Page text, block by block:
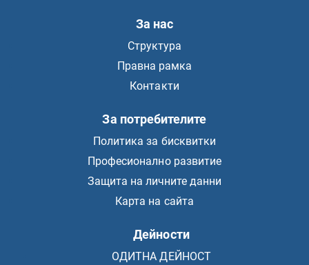
За нас
Структура
Правна рамка
Контакти
За потребителите
Политика за бисквитки
Професионално развитие
Защита на личните данни
Карта на сайта
Дейности
ОДИТНА ДЕЙНОСТ